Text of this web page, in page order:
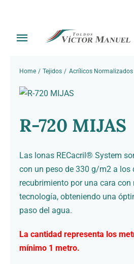
contenido
Toggle
Inicio
Tienda
Sobre Nosotros
Trabajos
Toldos
Noti Toldos
Contacto
Home Tejidos Acrílicos Normalizados
R-720 MIJAS
Las lonas RECacril® System
con un peso de 330 g/m2 a los
recubrimiento por una cara con
tecnología, obteniendo una
paso del agua.
La cantidad representa los
mínimo 1 metro.